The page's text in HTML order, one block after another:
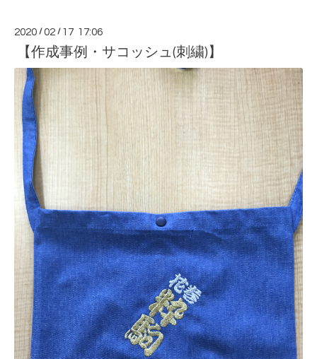
2020 /02 / 17 17:06
【作成事例・サコッシュ(刺繍)】